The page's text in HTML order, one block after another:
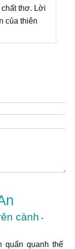
thơ. Lời
của thiên
cành -
quẩn quanh thế